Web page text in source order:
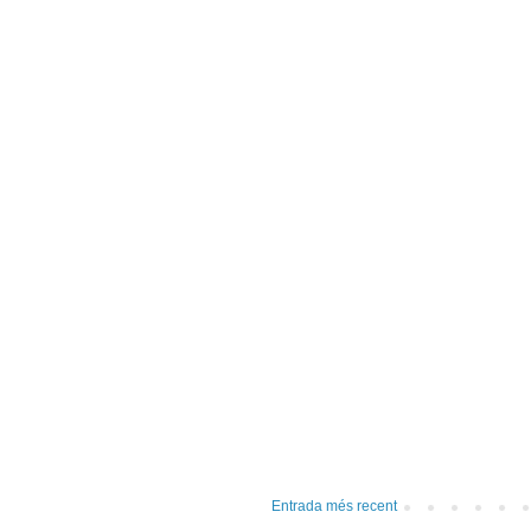
Entrada més recent